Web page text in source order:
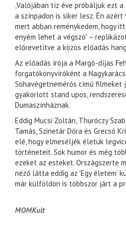
„Valójában tíz éve próbáljuk ezt
a színpadon is siker lesz. Én
mert abban reménykedem, hogy
enyém lehet a végszó” –
előrevetítve a közös előadás
Az előadás írója a Margó-díjas
forgatókönyvíróként a
Sohavégetnemérős című filmeket
gyakorlott stand upos,
Dumaszínháznak.
Eddig Mucsi Zoltán, Thuróczy
Tamás, Szinetár Dóra és Grecsó
elé, hogy elmeséljék életük
történeteit. Sok humor és még
ezeket az esteket. Országszerte
néző látta eddig az ’Egy életem’
már külföldön is többször járt a
MOMKult